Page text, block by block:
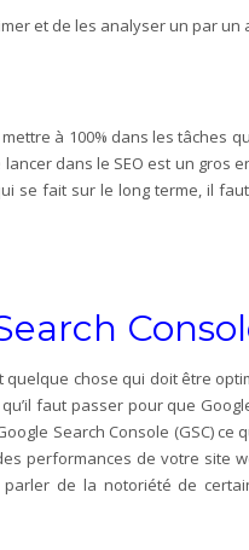
et de les analyser un par
à 100% dans les tâches
dans le SEO est un
se fait sur le long terme, il
quelque chose qui doit être
faut passer pour que
Search Console (GSC)
performances de votre site
de la notoriété de